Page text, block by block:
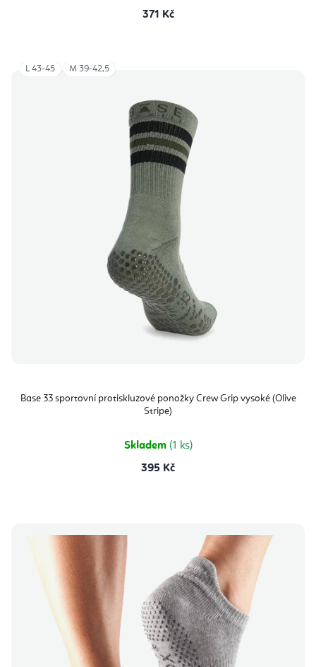
371 Kč
Base 33 sportovní protiskluzové ponožky Crew Grip vysoké (Olive
Stripe)
Skladem (1 ks)
395 Kč
L 43-45 M 39-42,5